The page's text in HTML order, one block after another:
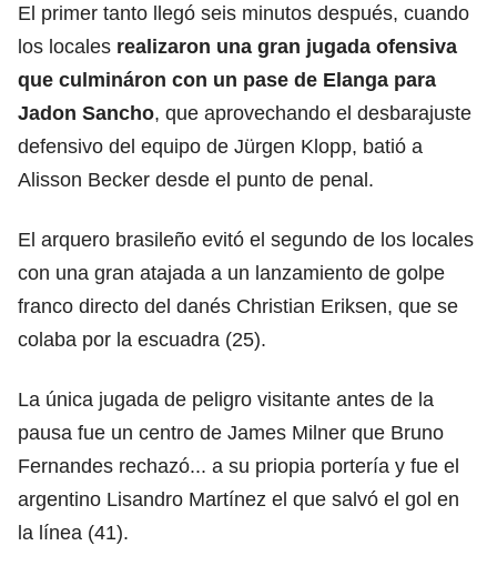
El primer tanto llegó seis minutos después, cuando
los locales realizaron una gran jugada ofensiva
que culmináron con un pase de Elanga para
Jadon Sancho, que aprovechando el desbarajuste
defensivo del equipo de Jürgen Klopp, batió a
Alisson Becker desde el punto de penal.
El arquero brasileño evitó el segundo de los locales
con una gran atajada a un lanzamiento de golpe
franco directo del danés Christian Eriksen, que se
colaba por la escuadra (25).
La única jugada de peligro visitante antes de la
pausa fue un centro de James Milner que Bruno
Fernandes rechazó... a su priopia portería y fue el
argentino Lisandro Martínez el que salvó el gol en
la línea (41).